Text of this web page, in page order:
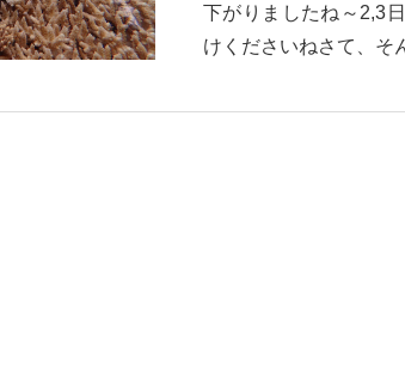
下がりましたね～2,3
けくださいねさて、